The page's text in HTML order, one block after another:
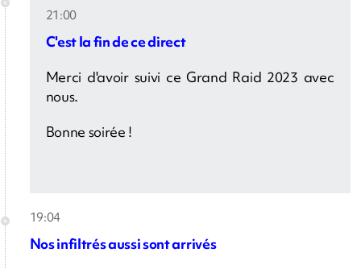
21:00
C'est la fin de ce direct
Merci d'avoir suivi ce Grand Raid 2023 avec
nous.
Bonne soirée !
19:04
Nos infiltrés aussi sont arrivés